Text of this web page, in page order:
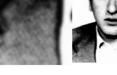
“Pamje e keqe e Kuvendit.
Kuvendin,” u shpreh
Ajo ka hedhur fajin
Vetëvendosje, duke e